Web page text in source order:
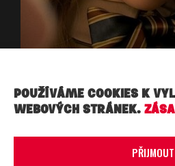
POUŽÍVÁME COOKIES K
WEBOVÝCH STRÁNEK.
PŘIJMOUT
Copyright ©, Práva vyhrazena.